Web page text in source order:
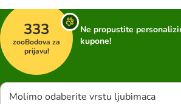
333
zooBodova za
prijavu!
Ne propustite
kupone!
Molimo odaberite vrstu ljubimaca